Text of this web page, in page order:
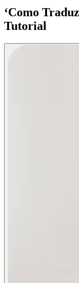
‘Como
Tutorial